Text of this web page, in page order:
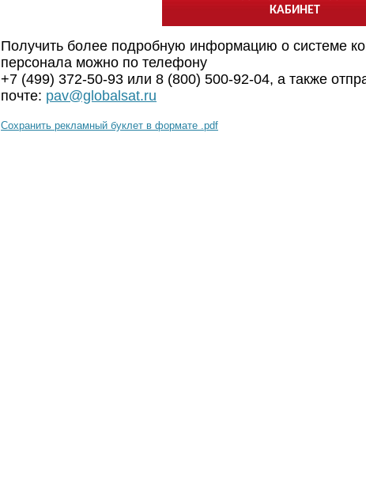
КАБИНЕТ
Получить более подробную информацию о системе
персонала можно по телефону
+7 (499) 372-50-93 или 8 (800) 500-92-04, а также
почте: pav@globalsat.ru
Сохранить рекламный буклет в формате .pdf